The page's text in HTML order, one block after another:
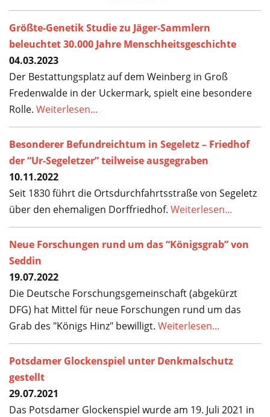
Größte-Genetik Studie zu Jäger-Sammlern
beleuchtet 30.000 Jahre Menschheitsgeschichte
04.03.2023
Der Bestattungsplatz auf dem Weinberg in Groß
Fredenwalde in der Uckermark, spielt eine besondere
Rolle. Weiterlesen...
Besonderer Befundreichtum in Segeletz – Friedhof
der “Ur-Segeletzer” teilweise ausgegraben
10.11.2022
Seit 1830 führt die Ortsdurchfahrtsstraße von Segeletz
über den ehemaligen Dorffriedhof. Weiterlesen...
Neue Forschungen rund um das “Königsgrab” von
Seddin
19.07.2022
Die Deutsche Forschungsgemeinschaft (abgekürzt
DFG) hat Mittel für neue Forschungen rund um das
Grab des "Königs Hinz" bewilligt. Weiterlesen...
Potsdamer Glockenspiel unter Denkmalschutz
gestellt
29.07.2021
Das Potsdamer Glockenspiel wurde am 19. Juli 2021 in